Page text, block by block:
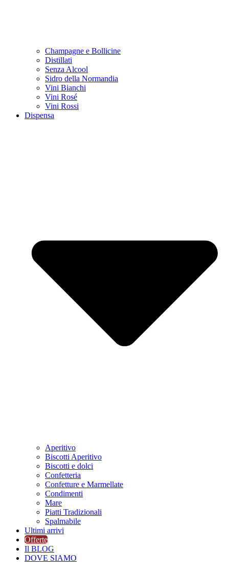
Champagne e Bollicine
Distillati
Senza Alcool
Sidro della Normandia
Vini Bianchi
Vini Rosé
Vini Rossi
Dispensa
Aperitivo
Biscotti Aperitivo
Biscotti e dolci
Confetteria
Confetture e Marmellate
Condimenti
Mare
Piatti Tradizionali
Spalmabile
Ultimi arrivi
Offerte
Il BLOG
DOVE SIAMO